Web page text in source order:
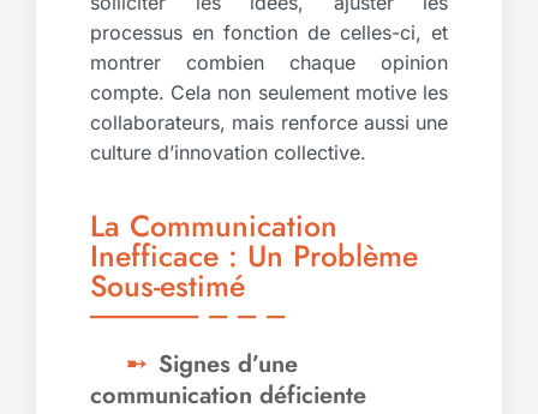
processus en fonction de celles-ci, et
montrer combien chaque opinion
compte. Cela non seulement motive les
collaborateurs, mais renforce aussi une
culture d’innovation collective.
La Communication
Inefficace : Un Problème
Sous-estimé
Signes d’une
communication déficiente